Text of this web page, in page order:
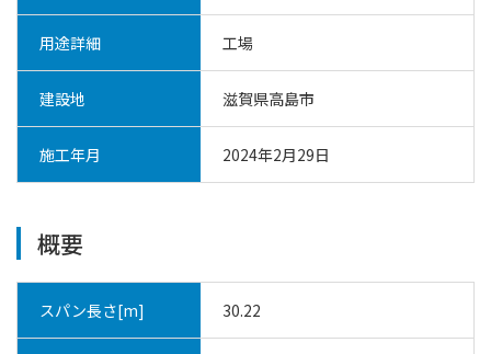
用途詳細 工場
建設地 滋賀県高島市
施工年月 2024年2月29日
概要
スパン長さ[m] 30.22